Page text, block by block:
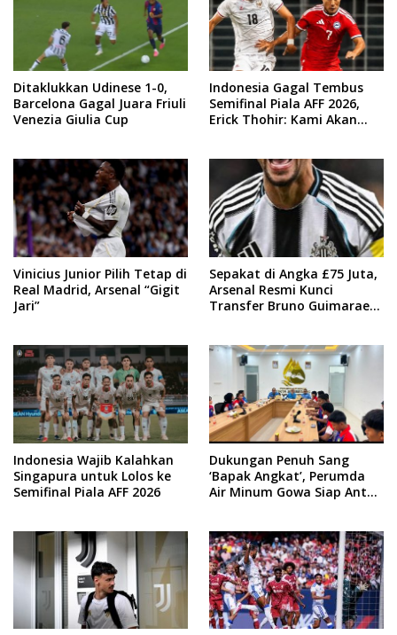
Ditaklukkan Udinese 1-0,
Barcelona Gagal Juara Friuli
Venezia Giulia Cup
Indonesia Gagal Tembus
Semifinal Piala AFF 2026,
Erick Thohir: Kami Akan
Vinicius Junior Pilih Tetap di
Real Madrid, Arsenal “Gigit
Jari”
Sepakat di Angka £75 Juta,
Arsenal Resmi Kunci
Transfer Bruno Guimaraes
Indonesia Wajib Kalahkan
Singapura untuk Lolos ke
Semifinal Piala AFF 2026
Dukungan Penuh Sang
‘Bapak Angkat’, Perumda
Air Minum Gowa Siap Antar